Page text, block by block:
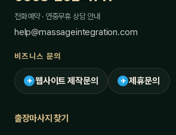
전화예약 · 연중무휴 상담 안내
help@massageintegration.com
비즈니스 문의
✈ 웹사이트 제작문의 ✈ 제휴문의
출장마사지 찾기